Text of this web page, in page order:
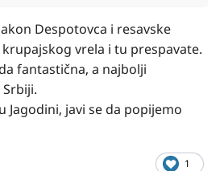
Despotovca i resavske
vrela i tu prespavate.
fantastična, a najbolji
Jagodini, javi se da popijemo
1